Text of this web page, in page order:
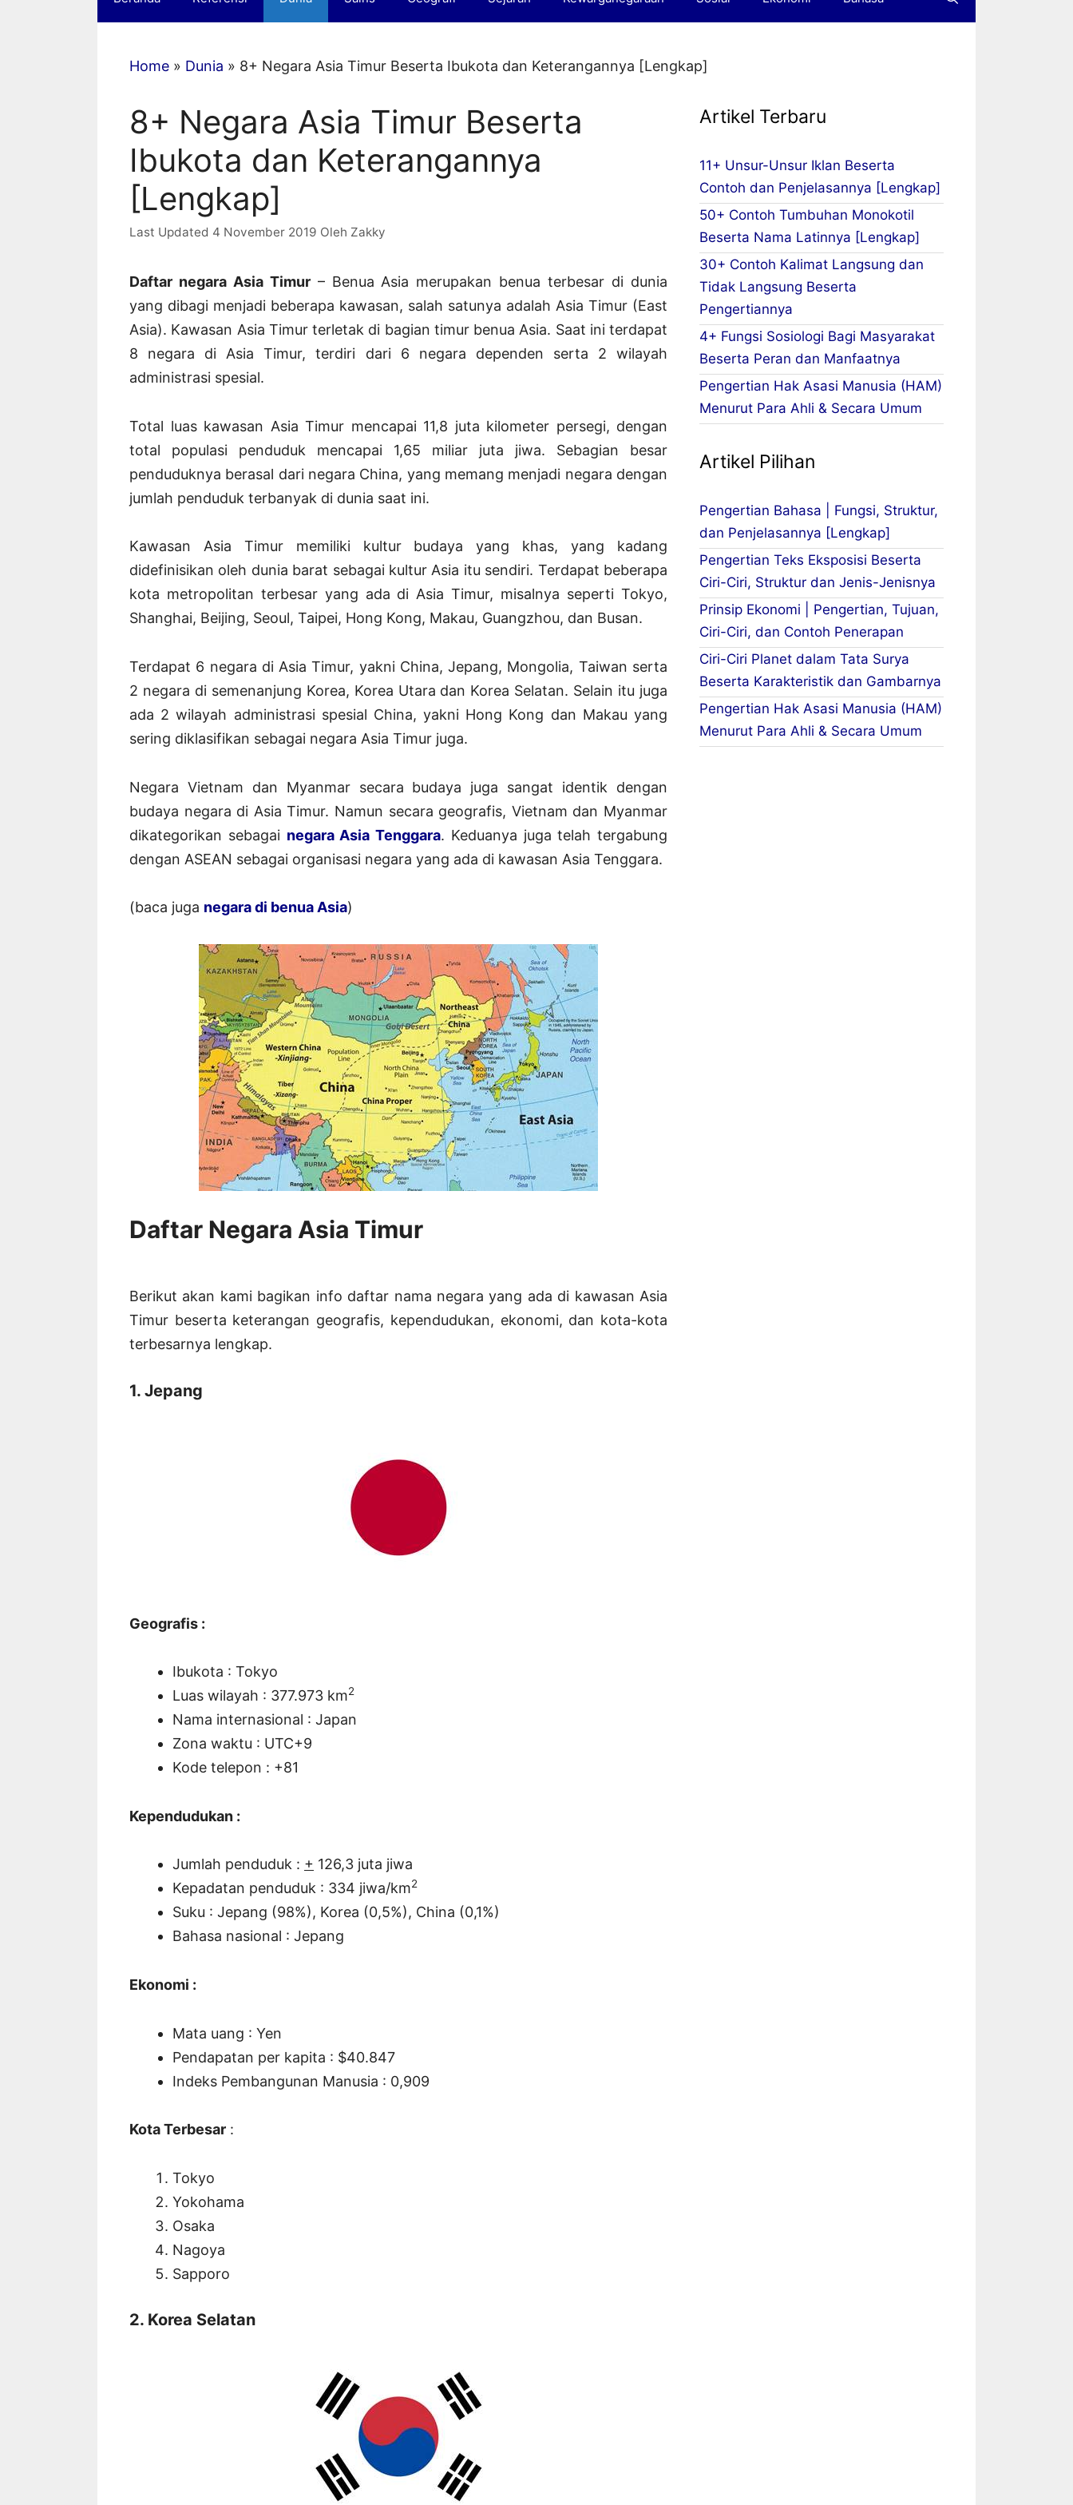
Home » Dunia » 8+ Negara Asia Timur Beserta Ibukota dan Keterangannya [Lengkap]
8+ Negara Asia Timur Beserta
Ibukota dan Keterangannya
[Lengkap]
4 November 2019 Oleh Zakky
Daftar negara Asia Timur– Benua Asia merupakan benua terbesar di dunia
yang dibagi menjadi beberapa kawasan, salah satunya adalah Asia Timur (East
Asia). Kawasan Asia Timur terletak di bagian timur benua Asia. Saat ini terdapat
8 negara di Asia Timur, terdiri dari 6 negara dependen serta 2 wilayah
administrasi spesial.
Total luas kawasan Asia Timur mencapai 11,8 juta kilometer persegi, dengan
total populasi penduduk mencapai 1,65 miliar juta jiwa. Sebagian besar
penduduknya berasal dari negara China, yang memang menjadi negara dengan
jumlah penduduk terbanyak di dunia saat ini.
Kawasan Asia Timur memiliki kultur budaya yang khas, yang kadang
didefinisikan oleh dunia barat sebagai kultur Asia itu sendiri. Terdapat beberapa
kota metropolitan terbesar yang ada di Asia Timur, misalnya seperti Tokyo,
Shanghai, Beijing, Seoul, Taipei, Hong Kong, Makau, Guangzhou, dan Busan.
Terdapat 6 negara di Asia Timur, yakni China, Jepang, Mongolia, Taiwan serta
2 negara di semenanjung Korea, Korea Utara dan Korea Selatan. Selain itu juga
ada 2 wilayah administrasi spesial China, yakni Hong Kong dan Makau yang
sering diklasifikan sebagai negara Asia Timur juga.
Negara Vietnam dan Myanmar secara budaya juga sangat identik dengan
budaya negara di Asia Timur. Namun secara geografis, Vietnam dan Myanmar
dikategorikan sebagai negara Asia Tenggara. Keduanya juga telah tergabung
dengan ASEAN sebagai organisasi negara yang ada di kawasan Asia Tenggara.
(baca juga negara di benua Asia)
Daftar Negara Asia Timur
Berikut akan kami bagikan info daftar nama negara yang ada di kawasan Asia
Timur beserta keterangan geografis, kependudukan, ekonomi, dan kota-kota
terbesarnya lengkap.
1. Jepang
Geografis :
Ibukota : Tokyo
Luas wilayah : 377.973 km2
Nama internasional : Japan
Zona waktu : UTC+9
Kode telepon : +81
Kependudukan :
Jumlah penduduk : + 126,3 juta jiwa
Kepadatan penduduk : 334 jiwa/km2
Suku : Jepang (98%), Korea (0,5%), China (0,1%)
Bahasa nasional : Jepang
Ekonomi :
Mata uang : Yen
Pendapatan per kapita : $40.847
Indeks Pembangunan Manusia : 0,909
Kota Terbesar :
Tokyo
Yokohama
Osaka
Nagoya
Sapporo
2. Korea Selatan
Artikel Terbaru
11+ Unsur-Unsur Iklan Beserta
Contoh dan Penjelasannya [Lengkap]
50+ Contoh Tumbuhan Monokotil
Beserta Nama Latinnya [Lengkap]
30+ Contoh Kalimat Langsung dan
Tidak Langsung Beserta
Pengertiannya
4+ Fungsi Sosiologi Bagi Masyarakat
Beserta Peran dan Manfaatnya
Pengertian Hak Asasi Manusia (HAM)
Menurut Para Ahli & Secara Umum
Artikel Pilihan
Pengertian Bahasa | Fungsi, Struktur,
dan Penjelasannya [Lengkap]
Pengertian Teks Eksposisi Beserta
Ciri-Ciri, Struktur dan Jenis-Jenisnya
Prinsip Ekonomi | Pengertian, Tujuan,
Ciri-Ciri, dan Contoh Penerapan
Ciri-Ciri Planet dalam Tata Surya
Beserta Karakteristik dan Gambarnya
Pengertian Hak Asasi Manusia (HAM)
Menurut Para Ahli & Secara Umum